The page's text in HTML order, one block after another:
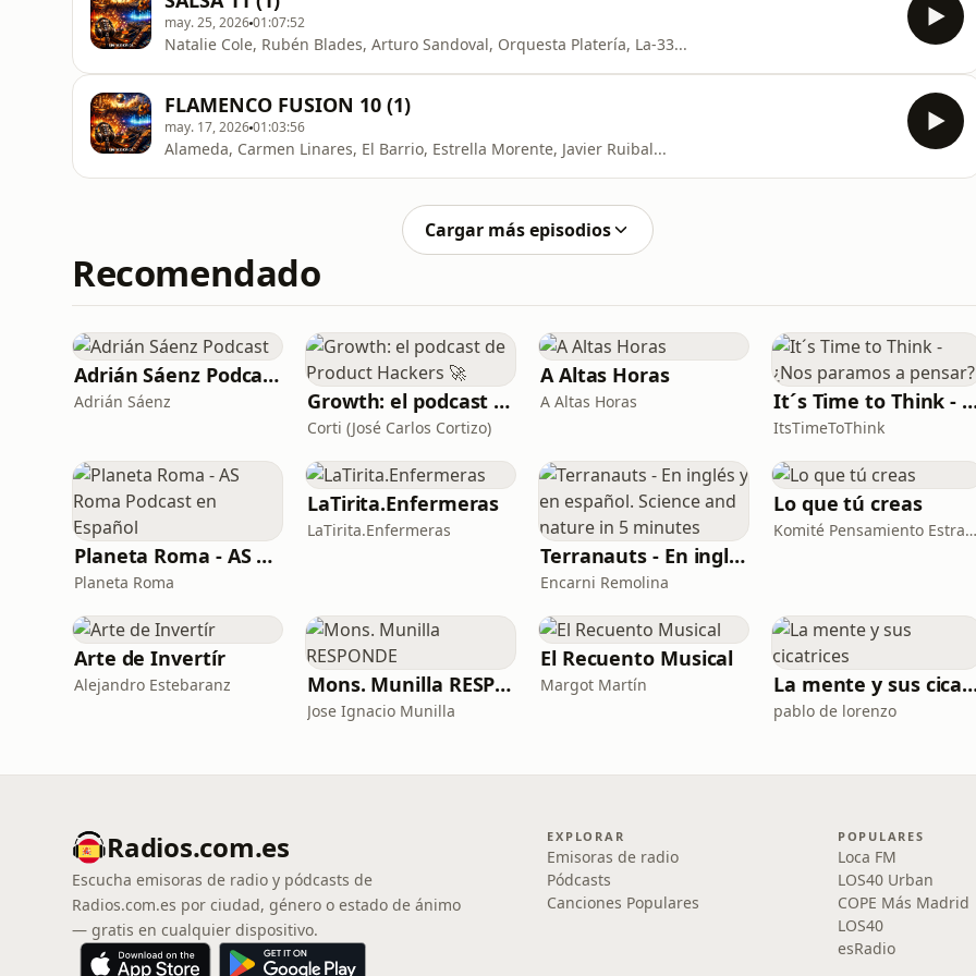
may. 25, 202601:07:52
Natalie Cole, Rubén Blades, Arturo Sandoval, Orquesta Platería, La-33...
FLAMENCO FUSION 10 (1)
may. 17, 202601:03:56
Alameda, Carmen Linares, El Barrio, Estrella Morente, Javier Ruibal...
Cargar más episodios
Recomendado
Adrián Sáenz Podcast
Adrián Sáenz Growth: el podcast de Product Hackers 🚀
Corti (José Carlos Cortizo)
A Altas Horas
A Altas Horas It´s Time to Think - ¿Nos
ItsTimeToThink
Planeta Roma - AS Roma Podcast en Español
Planeta Roma
LaTirita.Enfermeras
LaTirita.Enfermeras
Terranauts - En inglés y en español. Science and nature in 5 minutes
Encarni Remolina
Lo que tú creas
Komité Pensamiento Estratégico
Arte de Invertír
Alejandro Estebaranz Mons. Munilla RESPONDE
Jose Ignacio Munilla
El Recuento Musical
Margot Martín La mente y
pablo de lorenzo
Radios.com.es
Escucha emisoras de radio y pódcasts de
Radios.com.es por ciudad, género o estado de ánimo
— gratis en cualquier dispositivo.
EXPLORAR
Emisoras de radio
Pódcasts
Canciones Populares
POPULARES
Loca FM
LOS40 Urban
COPE Más Madrid
LOS40
esRadio